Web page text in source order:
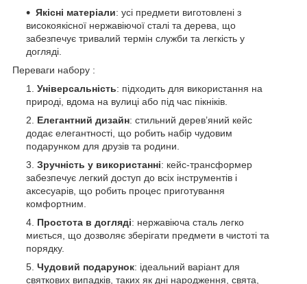
Якісні матеріали: усі предмети виготовлені з
високоякісної нержавіючої сталі та дерева, що
забезпечує тривалий термін служби та легкість у
догляді.
Переваги набору :
Універсальність: підходить для використання на
природі, вдома на вулиці або під час пікніків.
Елегантний дизайн: стильний дерев’яний кейс
додає елегантності, що робить набір чудовим
подарунком для друзів та родини.
Зручність у використанні: кейс-трансформер
забезпечує легкий доступ до всіх інструментів і
аксесуарів, що робить процес приготування
комфортним.
Простота в догляді: нержавіюча сталь легко
миється, що дозволяє зберігати предмети в чистоті та
порядку.
Чудовий подарунок: ідеальний варіант для
святкових випадків, таких як дні народження, свята,